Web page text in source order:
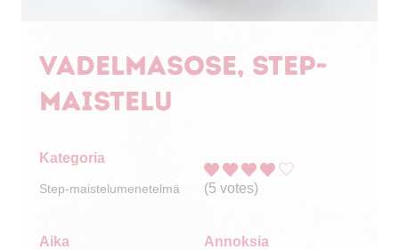
Vadelmasose, STEP-
maistelu
Kategoria
Step-maistelumenetelmä (5 votes)
Aika Annoksia